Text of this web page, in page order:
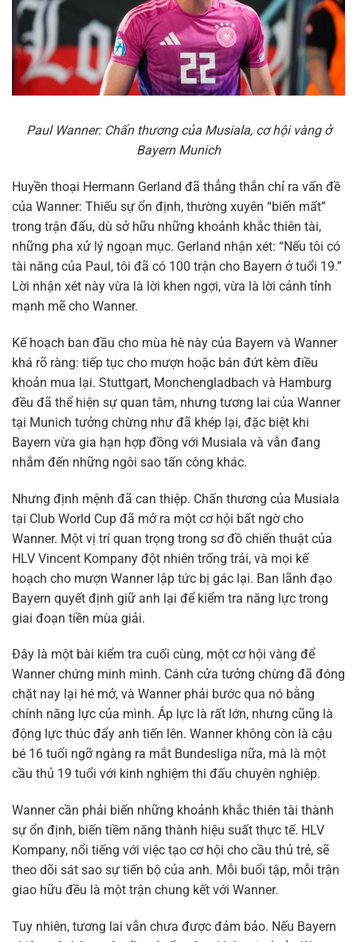
Paul Wanner: Chấn thương của Musiala, cơ hội vàng ở
Bayern Munich
Huyền thoại Hermann Gerland đã thẳng thắn chỉ ra vấn đề
của Wanner: Thiếu sự ổn định, thường xuyên “biến mất”
trong trận đấu, dù sở hữu những khoảnh khắc thiên tài,
những pha xử lý ngoạn mục. Gerland nhận xét: “Nếu tôi có
tài năng của Paul, tôi đã có 100 trận cho Bayern ở tuổi 19.”
Lời nhận xét này vừa là lời khen ngợi, vừa là lời cảnh tỉnh
mạnh mẽ cho Wanner.
Kế hoạch ban đầu cho mùa hè này của Bayern và Wanner
khá rõ ràng: tiếp tục cho mượn hoặc bán đứt kèm điều
khoản mua lại. Stuttgart, Monchengladbach và Hamburg
đều đã thể hiện sự quan tâm, nhưng tương lai của Wanner
tại Munich tưởng chừng như đã khép lại, đặc biệt khi
Bayern vừa gia hạn hợp đồng với Musiala và vẫn đang
nhắm đến những ngôi sao tấn công khác.
Nhưng định mệnh đã can thiệp. Chấn thương của Musiala
tại Club World Cup đã mở ra một cơ hội bất ngờ cho
Wanner. Một vị trí quan trọng trong sơ đồ chiến thuật của
HLV Vincent Kompany đột nhiên trống trải, và mọi kế
hoạch cho mượn Wanner lập tức bị gác lại. Ban lãnh đạo
Bayern quyết định giữ anh lại để kiểm tra năng lực trong
giai đoạn tiền mùa giải.
Đây là một bài kiểm tra cuối cùng, một cơ hội vàng để
Wanner chứng minh mình. Cánh cửa tưởng chừng đã đóng
chặt nay lại hé mở, và Wanner phải bước qua nó bằng
chính năng lực của mình. Áp lực là rất lớn, nhưng cũng là
động lực thúc đẩy anh tiến lên. Wanner không còn là cậu
bé 16 tuổi ngỡ ngàng ra mắt Bundesliga nữa, mà là một
cầu thủ 19 tuổi với kinh nghiệm thi đấu chuyên nghiệp.
Wanner cần phải biến những khoảnh khắc thiên tài thành
sự ổn định, biến tiềm năng thành hiệu suất thực tế. HLV
Kompany, nổi tiếng với việc tạo cơ hội cho cầu thủ trẻ, sẽ
theo dõi sát sao sự tiến bộ của anh. Mỗi buổi tập, mỗi trận
giao hữu đều là một trận chung kết với Wanner.
Tuy nhiên, tương lai vẫn chưa được đảm bảo. Nếu Bayern